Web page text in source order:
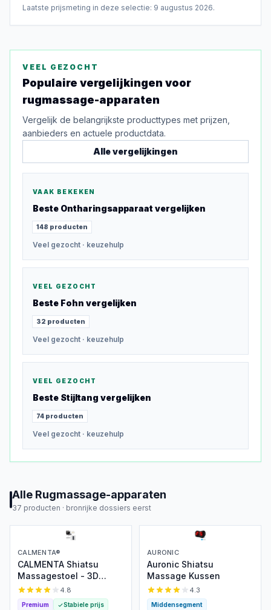
Laatste prijsmeting in deze selectie: 9 augustus 2026.
VEEL GEZOCHT
Populaire vergelijkingen voor
rugmassage-apparaten
Vergelijk de belangrijkste producttypes met prijzen,
aanbieders en actuele productdata.
Alle vergelijkingen
VAAK BEKEKEN
Beste Ontharingsapparaat vergelijken
148 producten
Veel gezocht · keuzehulp
VEEL GEZOCHT
Beste Fohn vergelijken
32 producten
Veel gezocht · keuzehulp
VEEL GEZOCHT
Beste Stijltang vergelijken
74 producten
Veel gezocht · keuzehulp
Alle Rugmassage-apparaten
37 producten · bronrijke dossiers eerst
CALMENTA®
CALMENTA Shiatsu
Massagestoel - 3D
massage met warmte
4.8
Premium Stabiele prijs
AURONIC
Auronic Shiatsu
Massage Kussen
4.3
Middensegment